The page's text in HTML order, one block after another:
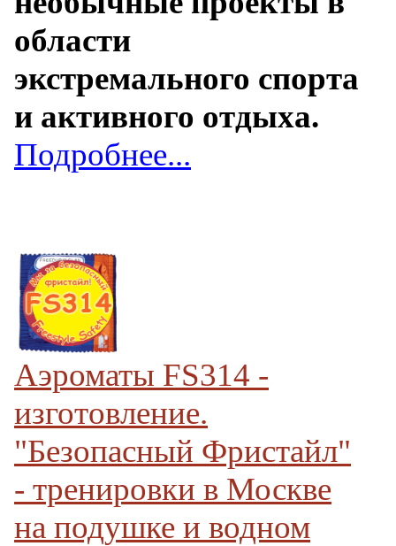
области
экстремального спорта
и активного отдыха.
Подробнее...
Аэроматы FS314 -
изготовление.
"Безопасный Фристайл"
- тренировки в Москве
на подушке и водном